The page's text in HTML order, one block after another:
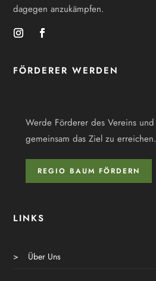
dagegen anzukämpfen.
FÖRDERER WERDEN
Werde Förderer des Vereins
gemeinsam das Ziel zu erreichen.
REGIO BAUM FÖRDERN
LINKS
> Über Uns